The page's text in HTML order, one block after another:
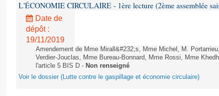
L'ÉCONOMIE CIRCULAIRE - 1ère lecture (2ème assemblée
Date de
dépôt :
19/11/2019
Amendement de Mme Mirall&#232;s, Mme Michel, M.
Verdier-Jouclas, Mme Bureau-Bonnard, Mme Rossi, Mme
l'article 5 BIS D - Non renseigné
Voir le dossier (Lutte contre le gaspillage et économie circulaire)